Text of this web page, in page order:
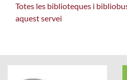
Totes les biblioteques i
aquest servei